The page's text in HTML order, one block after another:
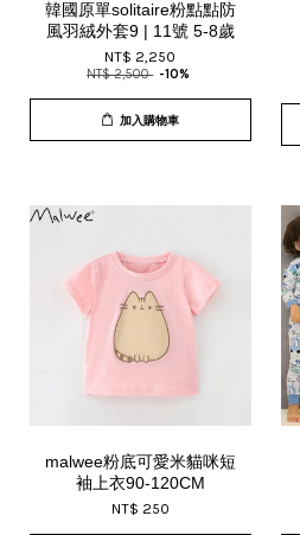
韓國原單solitaire粉點點防
風羽絨外套9 | 11號 5-8歲
NT$ 2,250
NT$ 2,500 -10%
加入購物車
malwee粉底可愛米貓咪短
袖上衣90-120CM
NT$ 250